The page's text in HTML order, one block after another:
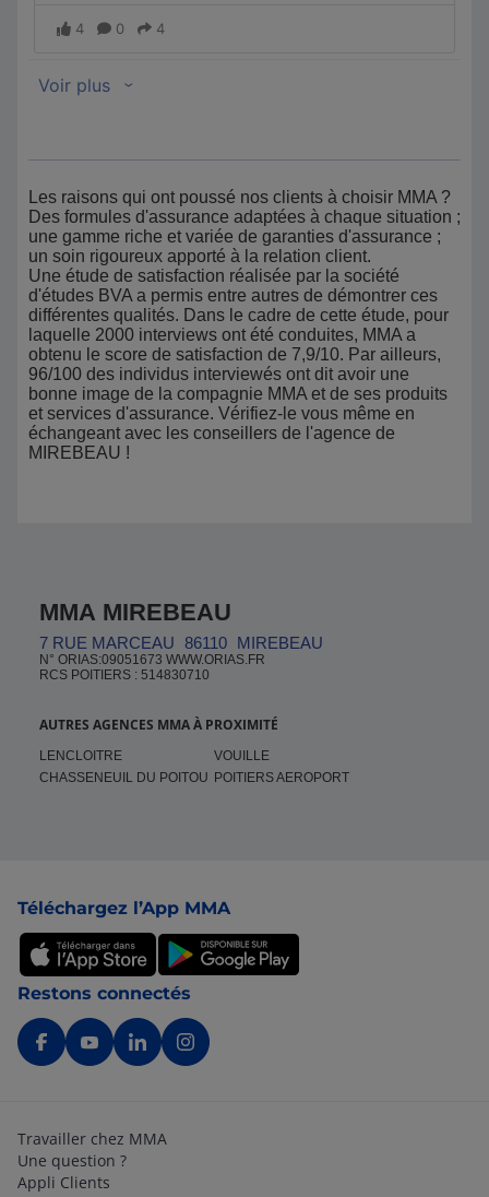
Les raisons qui ont poussé nos clients à choisir MMA ?
Des formules d'assurance adaptées à chaque situation ;
une gamme riche et variée de garanties d'assurance ;
un soin rigoureux apporté à la relation client.
Une étude de satisfaction réalisée par la société
d'études BVA a permis entre autres de démontrer ces
différentes qualités. Dans le cadre de cette étude, pour
laquelle 2000 interviews ont été conduites, MMA a
obtenu le score de satisfaction de 7,9/10. Par ailleurs,
96/100 des individus interviewés ont dit avoir une
bonne image de la compagnie MMA et de ses produits
et services d'assurance. Vérifiez-le vous même en
échangeant avec les conseillers de l'agence de
MIREBEAU !
MMA MIREBEAU
7 RUE MARCEAU 86110 MIREBEAU
N° ORIAS:09051673 WWW.ORIAS.FR
RCS POITIERS : 514830710
AUTRES AGENCES MMA À PROXIMITÉ
LENCLOITRE
VOUILLE
CHASSENEUIL DU POITOU POITIERS AEROPORT
Téléchargez l’App MMA
Restons connectés
Travailler chez MMA
Une question ?
Appli Clients